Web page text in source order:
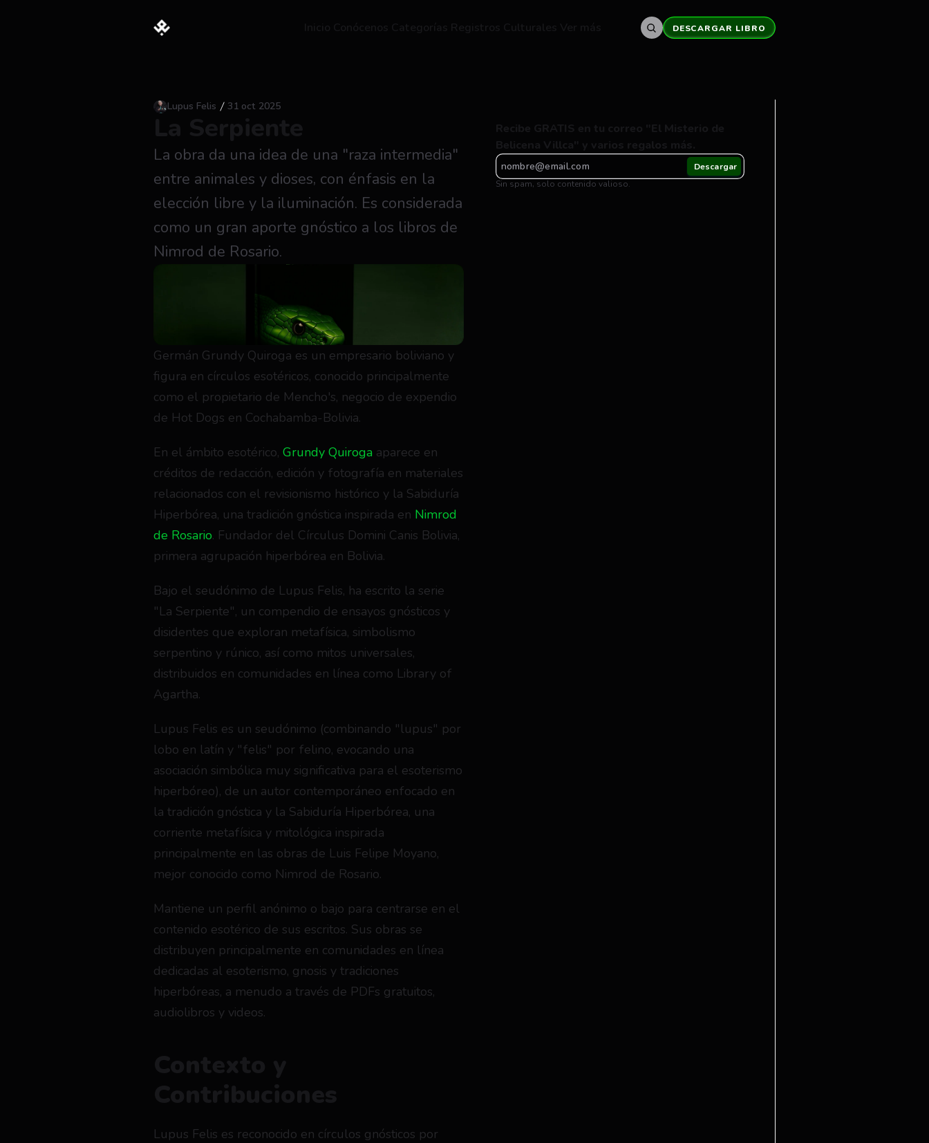
DESCARGAR LIBRO
Lupus Felis 31 oct 2025
La obra da una idea de una "raza intermedia"
entre animales y dioses, con énfasis en la
elección libre y la iluminación. Es considerada
como un gran aporte gnóstico a los libros de
Nimrod de Rosario.
Germán Grundy Quiroga es un empresario boliviano y
figura en círculos esotéricos, conocido principalmente
como el propietario de Mencho's, negocio de expendio
de Hot Dogs en Cochabamba-Bolivia.
En el ámbito esotérico, Grundy Quiroga aparece en
créditos de redacción, edición y fotografía en materiales
relacionados con el revisionismo histórico y la Sabiduría
Hiperbórea, una tradición gnóstica inspirada en Nimrod
de Rosario. Fundador del Círculus Domini Canis Bolivia,
primera agrupación hiperbórea en Bolivia.
Bajo el seudónimo de Lupus Felis, ha escrito la serie
"La Serpiente", un compendio de ensayos gnósticos y
disidentes que exploran metafísica, simbolismo
serpentino y rúnico, así como mitos universales,
distribuidos en comunidades en línea como Library of
Agartha.
Lupus Felis es un seudónimo (combinando "lupus" por
lobo en latín y "felis" por felino, evocando una
asociación simbólica muy significativa para el esoterismo
hiperbóreo), de un autor contemporáneo enfocado en
la tradición gnóstica y la Sabiduría Hiperbórea, una
corriente metafísica y mitológica inspirada
principalmente en las obras de Luis Felipe Moyano,
mejor conocido como Nimrod de Rosario.
Mantiene un perfil anónimo o bajo para centrarse en el
contenido esotérico de sus escritos. Sus obras se
distribuyen principalmente en comunidades en línea
dedicadas al esoterismo, gnosis y tradiciones
hiperbóreas, a menudo a través de PDFs gratuitos,
audiolibros y videos.
Lupus Felis es reconocido en círculos gnósticos por
Sin spam, solo contenido valioso.